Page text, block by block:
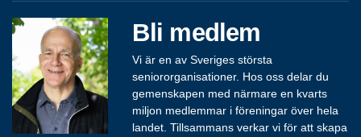
Bli medlem
Vi är en av Sveriges största
seniororganisationer. Hos oss delar du
gemenskapen med närmare en kvarts
miljon medlemmar i föreningar över hela
landet. Tillsammans verkar vi för att skapa